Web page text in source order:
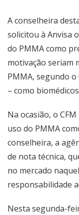
A conselheira
solicitou à Anvisa
do PMMA como
motivação seriam
PMMA, segundo
– como
Na ocasião, o
uso do PMMA
conselheira, a
de nota técnica,
no mercado
responsabilidade
Nesta segunda-